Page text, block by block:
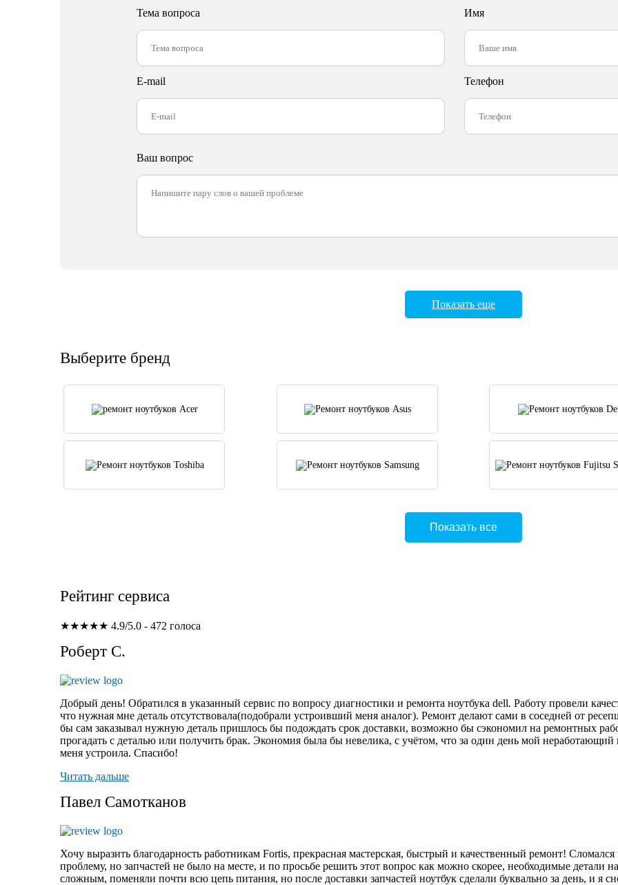
Тема вопроса Имя
E-mail Телефон
Ваш вопрос
Показать еще
Выберите бренд
Показать все
Рейтинг сервиса
★★★★★ 4.9/5.0 - 472 голоса
Роберт С.
Добрый день! Обратился в указанный сервис по вопросу диагностики и ремонта ноутбука dell. Работу провели
что нужная мне деталь отсутствовала(подобрали устроивший меня аналог). Ремонт делают сами в соседней от
бы сам заказывал нужную деталь пришлось бы подождать срок доставки, возможно бы сэкономил на ремонтных
прогадать с деталью или получить брак. Экономия была бы невелика, с учётом, что за один день мой
меня устроила. Спасибо!
Читать дальше
Павел Самотканов
Хочу выразить благодарность работникам Fortis, прекрасная мастерская, быстрый и качественный ремонт!
проблему, но запчастей не было на месте, и по просьбе решить этот вопрос как можно скорее, необходимые детали
сложным, поменяли почти всю цепь питания, но после доставки запчастей ноутбук сделали буквально за день, и я